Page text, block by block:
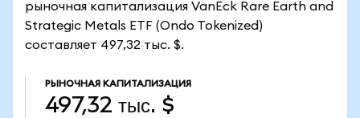
рыночная капитализация VanEck Rare Earth and
Strategic Metals ETF (Ondo Tokenized)
составляет 497,32 тыс. $.
РЫНОЧНАЯ КАПИТАЛИЗАЦИЯ
497,32 тыс. $